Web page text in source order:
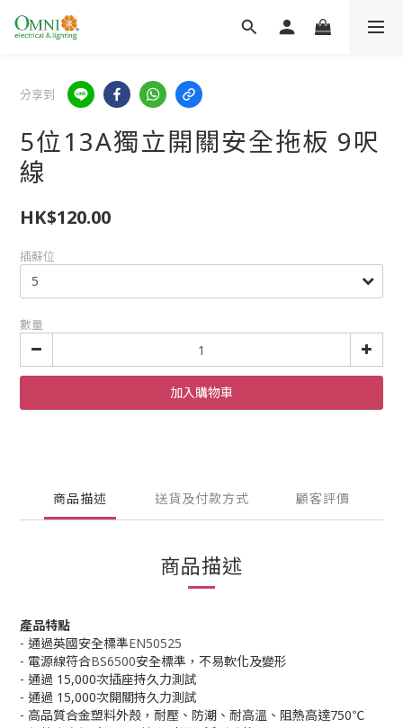
分享到
5位13A獨立開關安全拖板 9呎
線
HK$120.00
插蘇位
數量
加入購物車
商品描述 送貨及付款方式 顧客評價
商品描述
產品特點
- 通過英國安全標準EN50525
- 電源線符合BS6500安全標準，不易軟化及變形
- 通過 15,000次插座持久力測試
- 通過 15,000次開關持久力測試
- 高品質合金塑料外殼，耐壓、防潮、耐高溫、阻熱高達750℃